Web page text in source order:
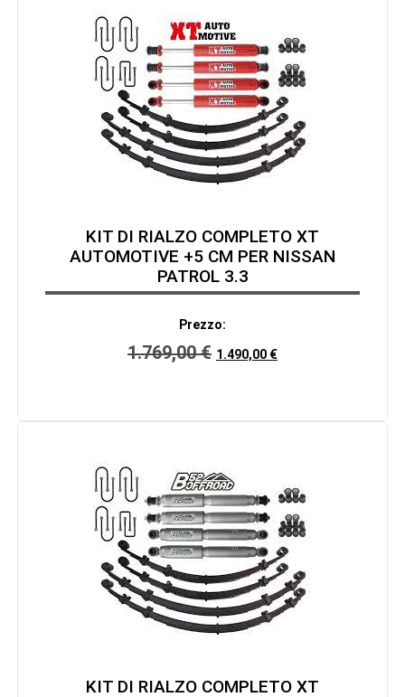
KIT DI RIALZO COMPLETO XT
AUTOMOTIVE +5 CM PER NISSAN
PATROL 3.3
Prezzo:
1.769,00€ 1.490,00 €
KIT DI RIALZO COMPLETO XT